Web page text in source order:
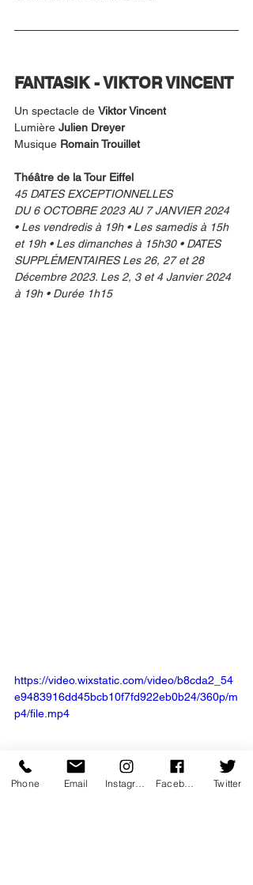
FANTASIK - VIKTOR VINCENT
Un spectacle de Viktor Vincent
Lumière Julien Dreyer
Musique Romain Trouillet
Théâtre de la Tour Eiffel
45 DATES EXCEPTIONNELLES
DU 6 OCTOBRE 2023 AU 7 JANVIER 2024
• Les vendredis à 19h • Les samedis à 15h
et 19h • Les dimanches à 15h30 • DATES
SUPPLÉMENTAIRES Les 26, 27 et 28
Décembre 2023. Les 2, 3 et 4 Janvier 2024
à 19h • Durée 1h15
https://video.wixstatic.com/video/b8cda2_54
e9483916dd45bcb10f7fd922eb0b24/360p/m
p4/file.mp4
Phone Email Twitter